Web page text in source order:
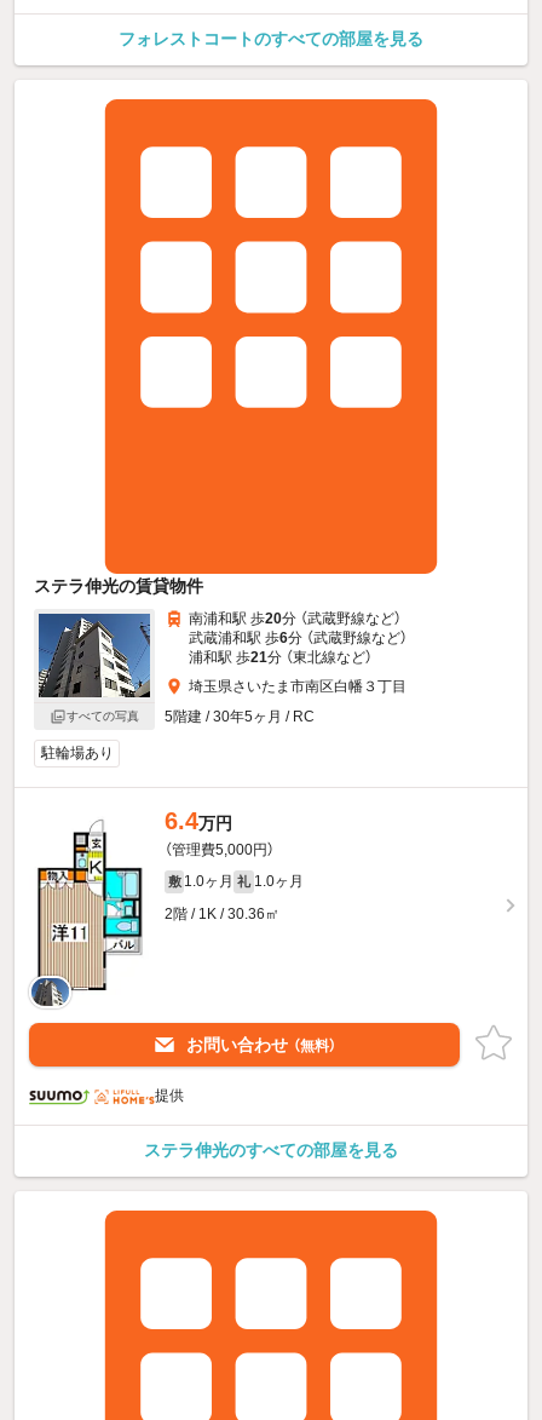
フォレストコートのすべての部屋を見る
ステラ伸光の賃貸物件
すべての写真
南浦和駅 歩20分 （武蔵野線など）
武蔵浦和駅 歩6分 （武蔵野線など）
浦和駅 歩21分 （東北線など）
埼玉県さいたま市南区白幡３丁目
5階建 / 30年5ヶ月 / RC
駐輪場あり
6.4万円
（管理費5,000円）
敷 1.0ヶ月 礼 1.0ヶ月
2階 / 1K / 30.36㎡
お問い合わせ （無料）
提供
ステラ伸光のすべての部屋を見る